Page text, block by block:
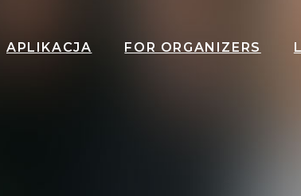
APLIKACJA FOR ORGANIZERS